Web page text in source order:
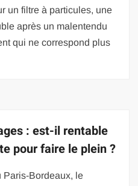
un filtre à particules, une
après un malentendu
qui ne correspond plus
: est-il rentable
pour faire le plein ?
Paris-Bordeaux, le